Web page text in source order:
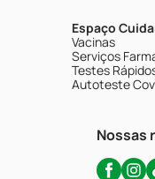
Espaço
Vacinas
Serviços
Testes
Autoteste
Nossas